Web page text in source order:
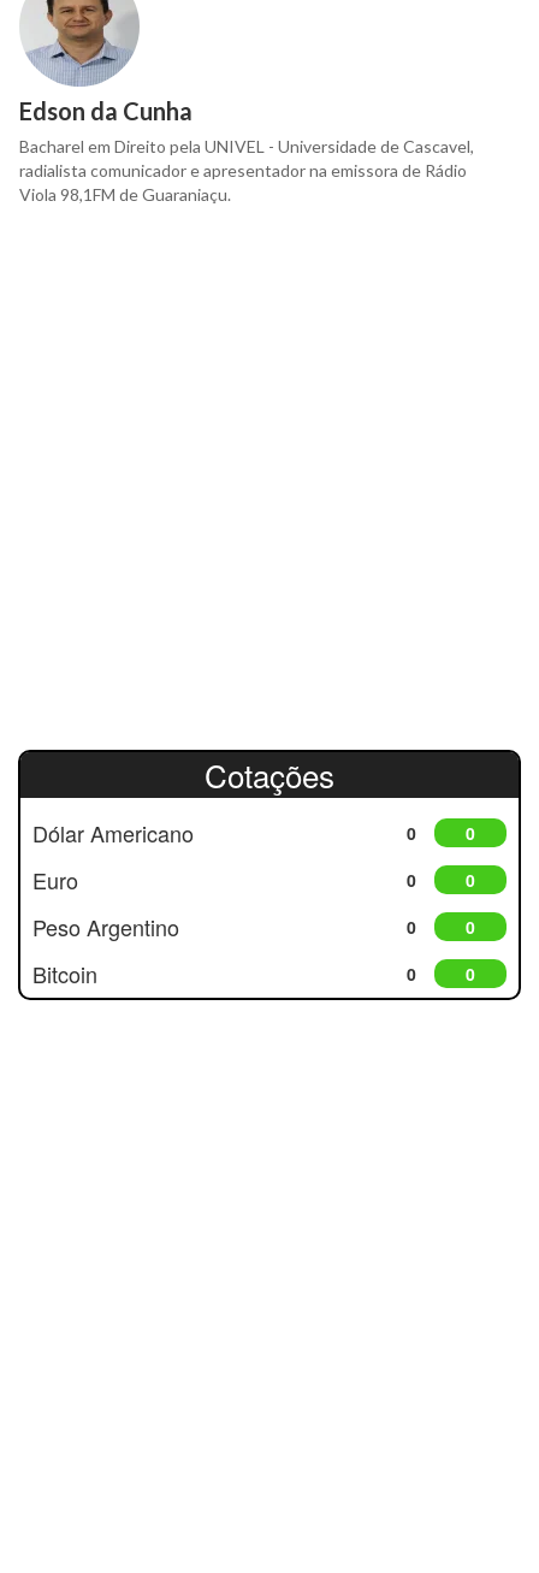
Edson da Cunha
Bacharel em Direito pela UNIVEL - Universidade de Cascavel,
radialista comunicador e apresentador na emissora de Rádio
Viola 98,1FM de Guaraniaçu.
Cotações
Dólar Americano 0 0
Euro 0 0
Peso Argentino 0 0
Bitcoin 0 0